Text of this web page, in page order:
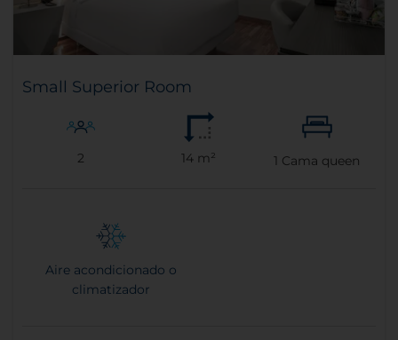
Small Superior Room
2 14 m² 1 Cama queen
Aire acondicionado o
climatizador